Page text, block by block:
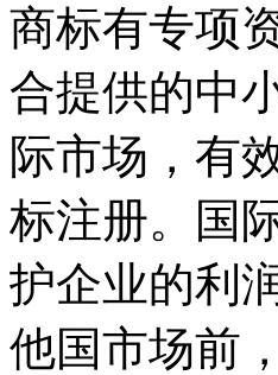
商标有专项
合提供的中
际市场，有
标注册。国
护企业的利
他国市场前